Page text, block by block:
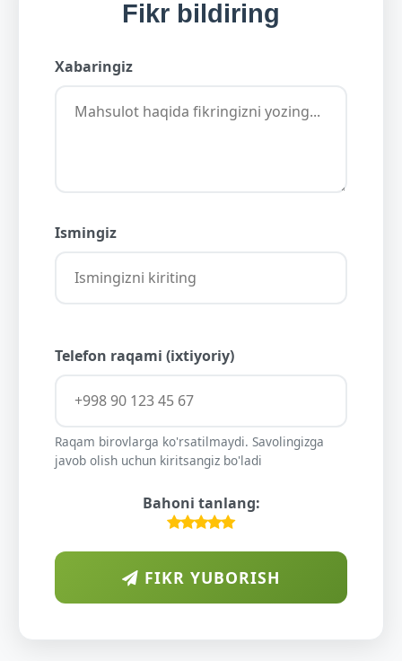
Fikr bildiring
Xabaringiz
Ismingiz
Telefon raqami (ixtiyoriy)
Raqam birovlarga ko'rsatilmaydi. Savolingizga
javob olish uchun kiritsangiz bo'ladi
Bahoni tanlang:
FIKR YUBORISH